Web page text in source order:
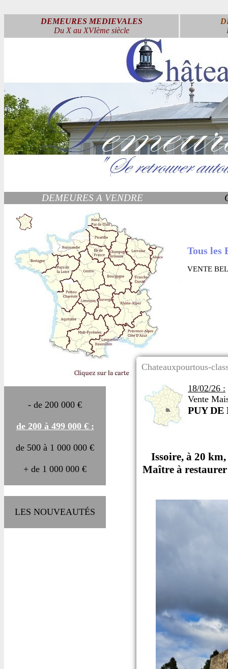
DEMEURES MEDIEVALES
Du X au XVIème siècle
DEMEURES A VENDRE
- de 200 000 €
de 200 à 499 000 € :
de 500 à 1 000 000 €
+ de 1 000 000 €
LES NOUVEAUTÉS
Tous les
VENTE
Chateauxpourtous-
18/02/26 :
Vente
PUY DE
Issoire, à 20
Maître à